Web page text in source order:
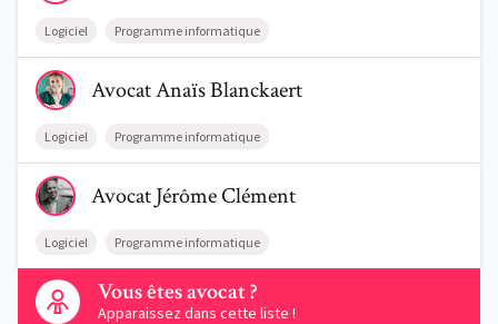
Logiciel Programme informatique
Voir le profil de AvocatAnaïs Blanckaert
AvocatAnaïsBlanckaert
Logiciel Programme informatique
Voir le profil de AvocatJérôme Clément
AvocatJérômeClément
Logiciel Programme informatique
Vous êtes avocat ?
Apparaissez dans cette liste !
Contactez-nous